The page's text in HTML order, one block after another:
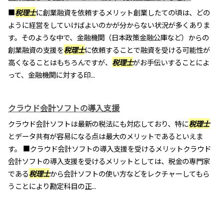
■税理士に創業融資を依頼するメリット創業したての頃は、どの
ように経営をしていけばよいのかが分からない状況が多くありま
す。そのような中で、金融機関（日本政策金融公庫など）からの
創業融資の支援を税理士に依頼することで融資を受ける可能性が
高くなることはもちろんですが、 税理士がお手伝いすることによ
って、金融機関に対する印...
クラウド会計ソフトの導入支援
クラウド会計ソフトは最新の税法にも対応しており、特に税理士
とデータ共有が容易になる点は最大のメリットであるといえま
す。 ■クラウド会計ソフトの導入支援を受けるメリットクラウド
会計ソフトの導入支援を受けるメリットとしては、税金の専門家
である税理士から会計ソフトの使い方などをレクチャーしてもら
うことにより勘定科目の正...